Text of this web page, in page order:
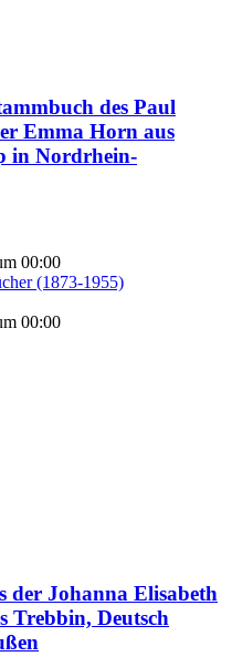
des Paul
Emma Horn aus
in Nordrhein-
00:00
(1873-1955)
00:00
der Johanna Elisabeth
Trebbin, Deutsch